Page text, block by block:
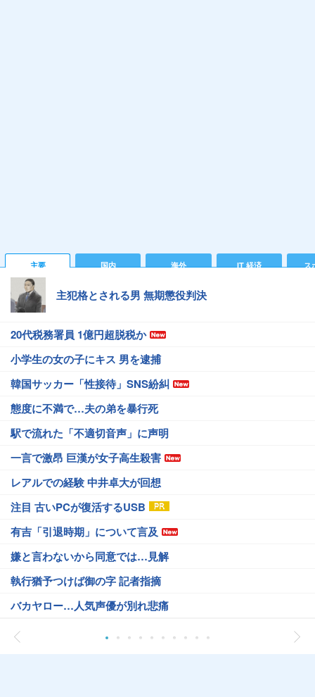
主要 国内 海外 IT 経済 ス
主犯格とされる男 無期懲役判決
20代税務署員 1億円超脱税か
小学生の女の子にキス 男を逮捕
韓国サッカー「性接待」SNS紛糾
態度に不満で…夫の弟を暴行死
駅で流れた「不適切音声」に声明
一言で激昂 巨漢が女子高生殺害
レアルでの経験 中井卓大が回想
注目 古いPCが復活するUSB
有吉「引退時期」について言及
嫌と言わないから同意では…見解
執行猶予つけば御の字 記者指摘
バカヤロー…人気声優が別れ悲痛